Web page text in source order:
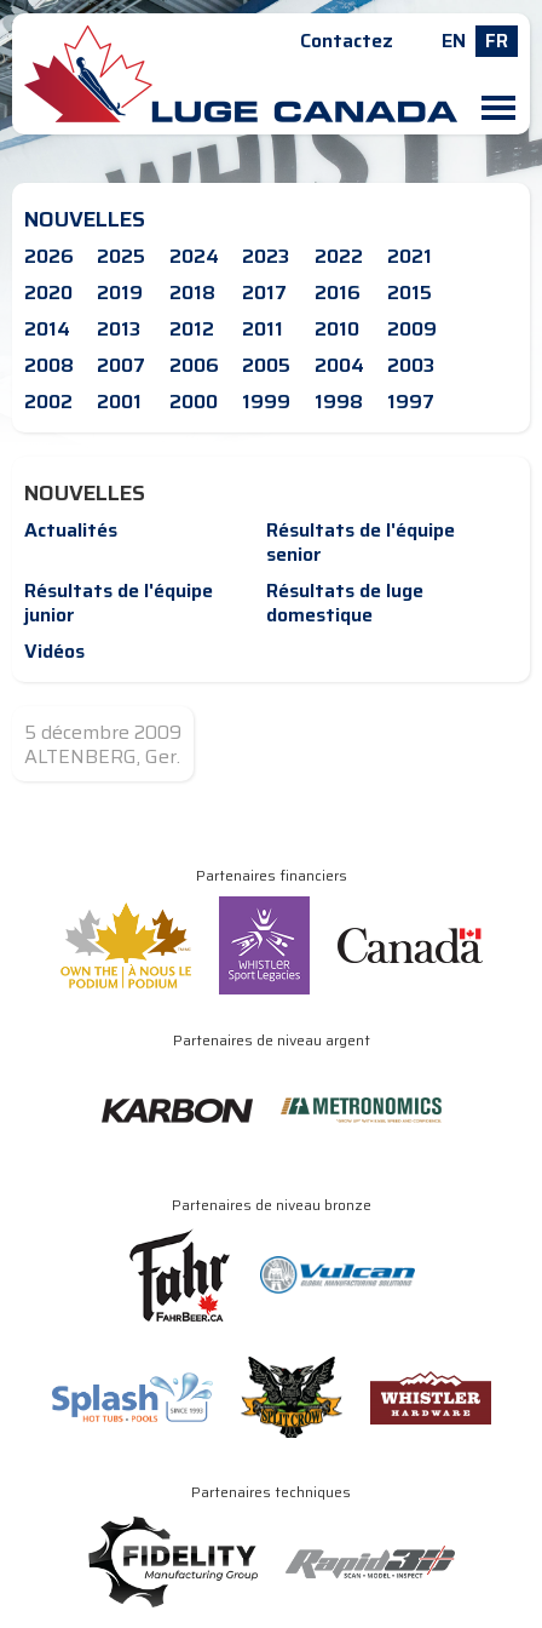
Contactez EN FR
M
NOUVELLES
2026 2025 2024 2023 2022
2021
2020
2019 2018 2017 2016
2015
2014
2013 2012 2011 2010
2009
2008
2007 2006 2005 2004
2003
2002
2001 2000 1999 1998 1997
NOUVELLES
Actualités
Résultats de l'équipe
senior
Résultats de l'équipe
junior
Résultats de luge
domestique
Vidéos
5 décembre 2009
ALTENBERG, Ger.
Partenaires financiers
Partenaires de niveau argent
Partenaires de niveau bronze
Partenaires techniques